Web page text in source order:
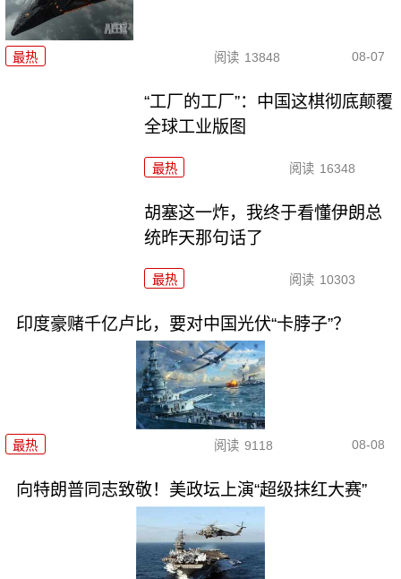
最热 阅读 13848 08-07
“工厂的工厂”：中国这棋彻底颠覆
全球工业版图
最热 阅读 16348
胡塞这一炸，我终于看懂伊朗总
统昨天那句话了
最热 阅读 10303
印度豪赌千亿卢比，要对中国光伏“卡脖子”？
最热 阅读 9118 08-08
向特朗普同志致敬！美政坛上演“超级抹红大赛”